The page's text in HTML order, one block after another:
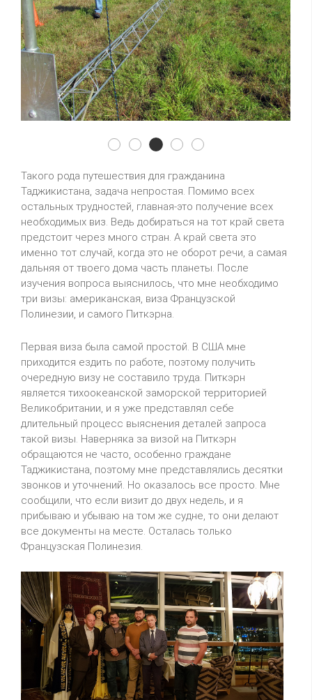
3y0z013y0z023y0z03
3y0z043y0z05
Такого рода путешествия для гражданина
Таджикистана, задача непростая. Помимо всех
остальных трудностей, главная-это получение всех
необходимых виз. Ведь добираться на тот край света
предстоит через много стран. А край света это
именно тот случай, когда это не оборот речи, а самая
дальняя от твоего дома часть планеты. После
изучения вопроса выяснилось, что мне необходимо
три визы: американская, виза Французской
Полинезии, и самого Питкэрна.
Первая виза была самой простой. В США мне
приходится ездить по работе, поэтому получить
очередную визу не составило труда. Питкэрн
является тихоокеанской заморской территорией
Великобритании, и я уже представлял себе
длительный процесс выяснения деталей запроса
такой визы. Наверняка за визой на Питкэрн
обращаются не часто, особенно граждане
Таджикистана, поэтому мне представлялись десятки
звонков и уточнений. Но оказалось все просто. Мне
сообщили, что если визит до двух недель, и я
прибываю и убываю на том же судне, то они делают
все документы на месте. Осталась только
Французская Полинезия.